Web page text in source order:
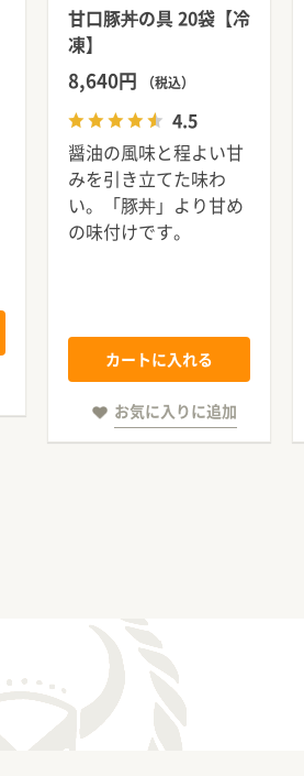
甘口豚丼の具 20袋【冷
凍】
8,640円 （税込）
4.5
醤油の風味と程よい甘
みを引き立てた味わ
い。「豚丼」より甘め
の味付けです。
カートに入れる
お気に入りに追加